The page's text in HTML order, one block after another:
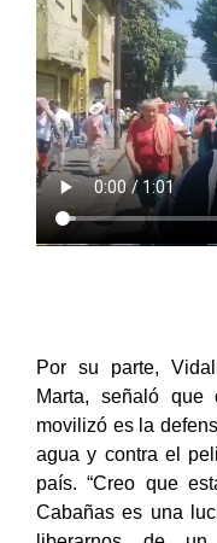
Por su parte,
Marta, señaló
movilizó es la
agua y contra el
país. “Creo que
Cabañas es una